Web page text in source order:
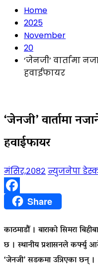
Home
2025
November
20
‘जेनजी’ वार्तामा
हवाईफायर
‘जेनजी’ वार्तामा
हवाईफायर
मंसिर,२०८२ न्युजनेपा
FacebookShare
काठमाडौं । बाराको सिमरा
छ । स्थानीय प्रशासनले कर्फ्यु
‘जेनजी’ सडकमा उत्रिएका छन् ।